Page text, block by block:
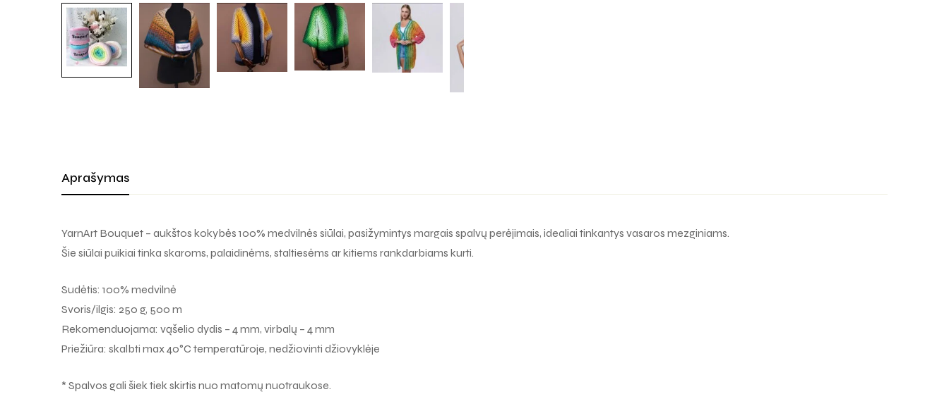
Aprašymas
YarnArt Bouquet – aukštos kokybės 100% medvilnės siūlai, pasižymintys margais spalvų perėjimais, idealiai tinkantys vasaros mezginiams.
Šie siūlai puikiai tinka skaroms, palaidinėms, staltiesėms ar kitiems rankdarbiams kurti.
Sudėtis: 100% medvilnė
Svoris/ilgis: 250 g, 500 m
Rekomenduojama: vąšelio dydis – 4 mm, virbalų – 4 mm
Priežiūra: skalbti max 40°C temperatūroje, nedžiovinti džiovyklėje
* Spalvos gali šiek tiek skirtis nuo matomų nuotraukose.